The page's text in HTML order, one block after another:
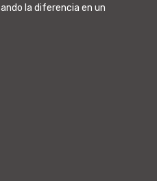
la diferencia en un